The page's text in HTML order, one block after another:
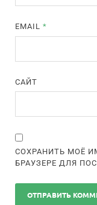
EMAIL*
САЙТ
СОХРАНИТЬ МОЁ
БРАУЗЕРЕ ДЛЯ